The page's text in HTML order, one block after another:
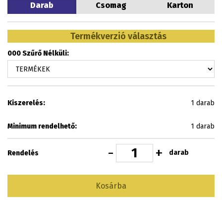
Darab Csomag Karton
Termékverzió választás
000 Szűrő Nélküli:
Kiszerelés: 1 darab
Minimum rendelhető: 1 darab
Rendelés - + darab
Kosárba